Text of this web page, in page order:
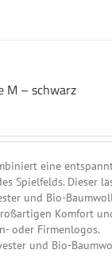
M – schwarz
eine
Spielfelds. Dieser
und Bio-
Komfort
oder Firmenlogos.
und Bio-